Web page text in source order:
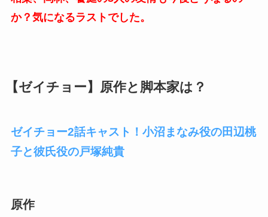
か？気になるラストでした。
【ゼイチョー 】原作と脚本家は？
ゼイチョー2話キャスト！小沼まなみ役の田辺桃
子と彼氏役の戸塚純貴
原作